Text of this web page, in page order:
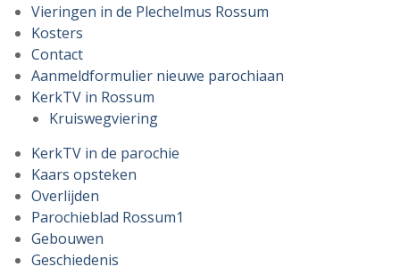
Vieringen in de Plechelmus Rossum
Kosters
Contact
Aanmeldformulier nieuwe parochiaan
KerkTV in Rossum
Kruiswegviering
KerkTV in de parochie
Kaars opsteken
Overlijden
Parochieblad Rossum1
Gebouwen
Geschiedenis